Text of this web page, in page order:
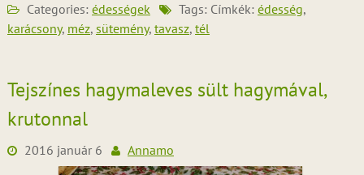
Categories: édességek Tags: Címkék: édesség,
karácsony, méz, sütemény, tavasz, tél
Tejszínes hagymaleves sült hagymával,
krutonnal
2016 január 6 Annamo